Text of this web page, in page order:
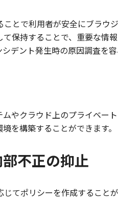
とで利用者が安全にブラウ
保持することで、重要な情
デント発生時の原因調査を容
やクラウド上のプライベー
を構築することができます。
不正の抑止
てポリシーを作成すること